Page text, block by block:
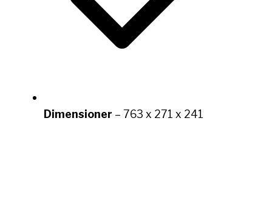
Dimensioner – 763 x 271 x 241